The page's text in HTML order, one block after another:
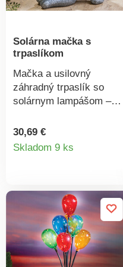
Solárna mačka s
trpaslíkom
Mačka a usilovný
záhradný trpaslík so
solárnym lampášom –
prináša humor cez deň a
atmosférické svetlo v
30,69 €
Skladom 9 ks